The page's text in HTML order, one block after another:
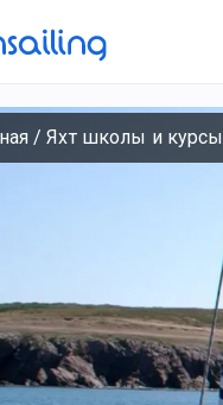
/Яхт школы и курсы